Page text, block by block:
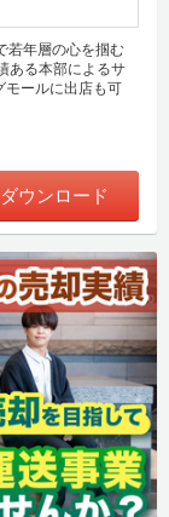
若年層の心を掴む
ある本部によるサ
モールに出店も可
ウンロード